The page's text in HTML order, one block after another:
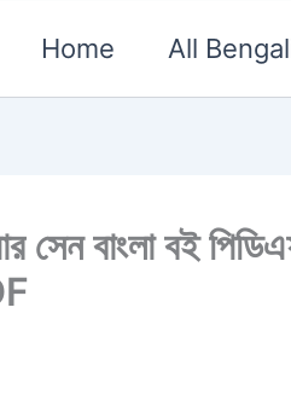
Home All
সেন বাংলা